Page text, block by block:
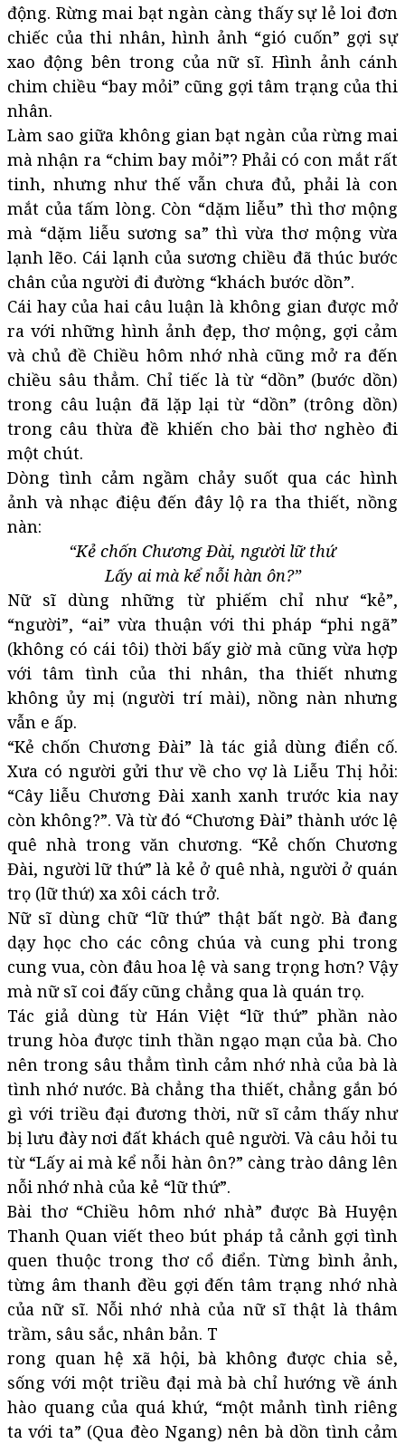
động. Rừng mai bạt ngàn càng thấy sự lẻ loi đơn
chiếc của thi nhân, hình ảnh “gió cuốn” gợi sự
xao động bên trong của nữ sĩ. Hình ảnh cánh
chim chiều “bay mỏi” cũng gợi tâm trạng của thi
nhân.
Làm sao giữa không gian bạt ngàn của rừng mai
mà nhận ra “chim bay mỏi”? Phải có con mắt rất
tinh, nhưng như thế vẫn chưa đủ, phải là con
mắt của tấm lòng. Còn “dặm liễu” thì thơ mộng
mà “dặm liễu sương sa” thì vừa thơ mộng vừa
lạnh lẽo. Cái lạnh của sương chiều đã thúc bước
chân của người đi đường “khách bước dồn”.
Cái hay của hai câu luận là không gian được mở
ra với những hình ảnh đẹp, thơ mộng, gợi cảm
và chủ đề Chiều hôm nhớ nhà cũng mở ra đến
chiều sâu thẳm. Chỉ tiếc là từ “dồn” (bước dồn)
trong câu luận đã lặp lại từ “dồn” (trông dồn)
trong câu thừa đề khiến cho bài thơ nghèo đi
một chút.
Dòng tình cảm ngầm chảy suốt qua các hình
ảnh và nhạc điệu đến đây lộ ra tha thiết, nồng
nàn:
“Kẻ chốn Chương Đài, người lữ thứ
Lấy ai mà kể nỗi hàn ôn?”
Nữ sĩ dùng những từ phiếm chỉ như “kẻ”,
“người”, “ai” vừa thuận với thi pháp “phi ngã”
(không có cái tôi) thời bấy giờ mà cũng vừa hợp
với tâm tình của thi nhân, tha thiết nhưng
không ủy mị (người trí mài), nồng nàn nhưng
vẫn e ấp.
“Kẻ chốn Chương Đài” là tác giả dùng điển cố.
Xưa có người gửi thư về cho vợ là Liễu Thị hỏi:
“Cây liễu Chương Đài xanh xanh trước kia nay
còn không?”. Và từ đó “Chương Đài” thành ước lệ
quê nhà trong văn chương. “Kẻ chốn Chương
Đài, người lữ thứ” là kẻ ở quê nhà, người ở quán
trọ (lữ thứ) xa xôi cách trở.
Nữ sĩ dùng chữ “lữ thứ” thật bất ngờ. Bà đang
dạy học cho các công chúa và cung phi trong
cung vua, còn đâu hoa lệ và sang trọng hơn? Vậy
mà nữ sĩ coi đấy cũng chẳng qua là quán trọ.
Tác giả dùng từ Hán Việt “lữ thứ” phần nào
trung hòa được tinh thần ngạo mạn của bà. Cho
nên trong sâu thẳm tình cảm nhớ nhà của bà là
tình nhớ nước. Bà chẳng tha thiết, chẳng gắn bó
gì với triều đại đương thời, nữ sĩ cảm thấy như
bị lưu đày nơi đất khách quê người. Và câu hỏi tu
từ “Lấy ai mà kể nỗi hàn ôn?” càng trào dâng lên
nỗi nhớ nhà của kẻ “lữ thứ”.
Bài thơ “Chiều hôm nhớ nhà” được Bà Huyện
Thanh Quan viết theo bút pháp tả cảnh gợi tình
quen thuộc trong thơ cổ điển. Từng bình ảnh,
từng âm thanh đều gợi đến tâm trạng nhớ nhà
của nữ sĩ. Nỗi nhớ nhà của nữ sĩ thật là thâm
trầm, sâu sắc, nhân bản. T
rong quan hệ xã hội, bà không được chia sẻ,
sống với một triều đại mà bà chỉ hướng về ánh
hào quang của quá khứ, “một mảnh tình riêng
ta với ta” (Qua đèo Ngang) nên bà dồn tình cảm